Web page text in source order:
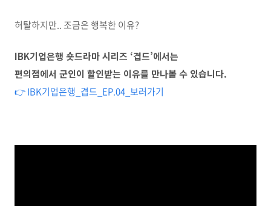
허탈하지만..조금은 행복한 이유?
IBK기업은행 숏드라마 시리즈 ‘겹드’에서는
편의점에서 군인이 할인받는 이유를 만나볼 수 있습니다.
👉 IBK기업은행_겹드_EP.04_보러가기